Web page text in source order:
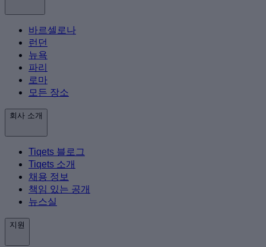
바르셀로나
런던
뉴욕
파리
로마
모든 장소
회사 소개
Tiqets 블로그
Tiqets 소개
채용 정보
책임 있는 공개
뉴스실
지원